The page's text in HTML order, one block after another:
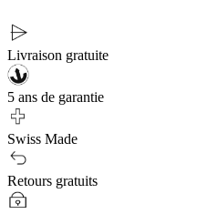
Livraison gratuite
5 ans de garantie
Swiss Made
Retours gratuits